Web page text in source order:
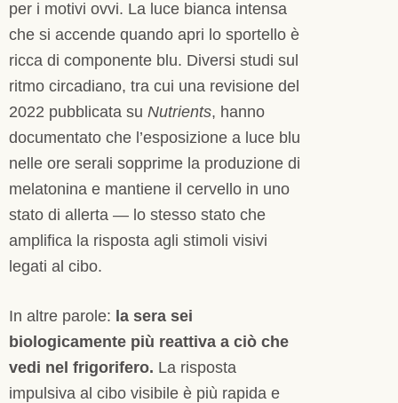
per i motivi ovvi. La luce bianca intensa
che si accende quando apri lo sportello è
ricca di componente blu. Diversi studi sul
ritmo circadiano, tra cui una revisione del
2022 pubblicata su Nutrients, hanno
documentato che l’esposizione a luce blu
nelle ore serali sopprime la produzione di
melatonina e mantiene il cervello in uno
stato di allerta — lo stesso stato che
amplifica la risposta agli stimoli visivi
legati al cibo.
In altre parole: la sera sei
biologicamente più reattiva a ciò che
vedi nel frigorifero. La risposta
impulsiva al cibo visibile è più rapida e